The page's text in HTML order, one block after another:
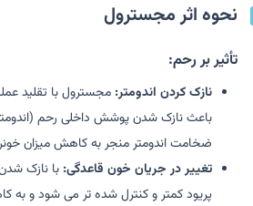
نحوه اثر مجسترول
تأثیر بر رحم:
نازک کردن اندومتر: مجسترول با تقلید
باعث نازک شدن پوشش داخلی رحم
ضخامت اندومتر منجر به کاهش میزان
تغییر در جریان خون قاعدگی: با نازک
پریود کمتر و کنترل شده تر می شود و